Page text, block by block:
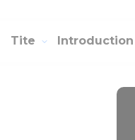
Tite